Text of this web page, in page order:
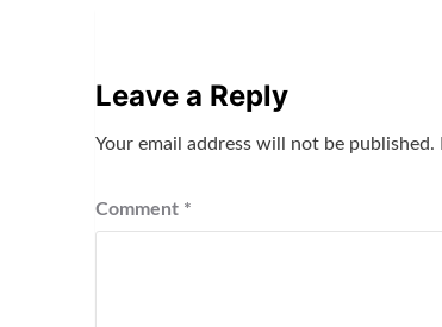
Leave a Reply
Your email address will not be published.
Comment *